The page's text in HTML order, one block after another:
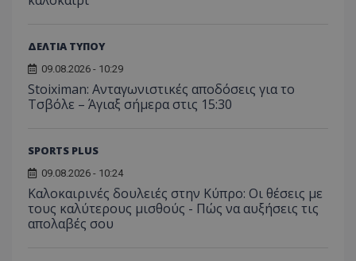
ΔΕΛΤΙΑ ΤΥΠΟΥ
09.08.2026 - 10:29
Stoiximan: Ανταγωνιστικές αποδόσεις για το
Τσβόλε – Άγιαξ σήμερα στις 15:30
SPORTS PLUS
09.08.2026 - 10:24
Καλοκαιρινές δουλειές στην Κύπρο: Οι θέσεις με
τους καλύτερους μισθούς - Πώς να αυξήσεις τις
απολαβές σου